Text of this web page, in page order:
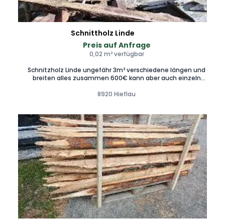
Schnittholz Linde
Preis auf Anfrage
0,02 m³ verfügbar
Schnitzholz Linde ungefähr 3m³ verschiedene längen und
breiten alles zusammen 600€ kann aber auch einzeln
8920 Hieflau